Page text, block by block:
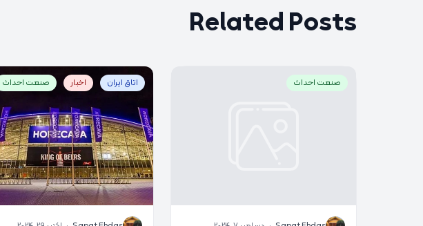
Related Posts
صنعت احداث اتاق ایران اخبار صنعت احداث